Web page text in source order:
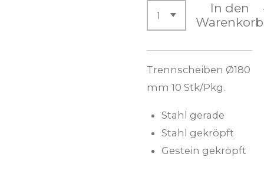
In den
Warenkorb
Trennscheiben Ø180
mm 10 Stk/Pkg.
Stahl gerade
Stahl gekröpft
Gestein gekröpft